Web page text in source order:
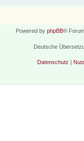
Powered by phpBB®
Deutsche
Datenschutz